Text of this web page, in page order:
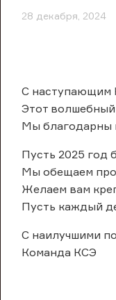
28 декабря, 2024
С наступающим
Этот
Мы благодарны
Пусть 2025 год
Мы обещаем
Желаем вам
Пусть каждый
С наилучшими
Команда КСЭ